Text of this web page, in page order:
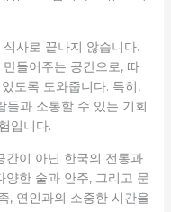
사로 끝나지 않습니다.
들어주는 공간으로, 따
도록 도와줍니다. 특히,
들과 소통할 수 있는 기회
입니다.
간이 아닌 한국의 전통과
양한 술과 안주, 그리고 문
, 연인과의 소중한 시간을